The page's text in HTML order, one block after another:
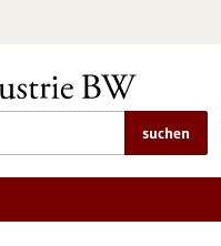
suchen